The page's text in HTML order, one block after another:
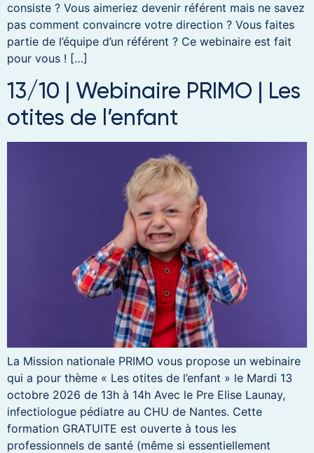
consiste ? Vous aimeriez devenir référent mais ne savez
pas comment convaincre votre direction ? Vous faites
partie de l’équipe d’un référent ? Ce webinaire est fait
pour vous ! […]
13/10 | Webinaire PRIMO | Les
otites de l’enfant
La Mission nationale PRIMO vous propose un webinaire
qui a pour thème « Les otites de l’enfant » le Mardi 13
octobre 2026 de 13h à 14h Avec le Pre Elise Launay,
infectiologue pédiatre au CHU de Nantes. Cette
formation GRATUITE est ouverte à tous les
professionnels de santé (même si essentiellement